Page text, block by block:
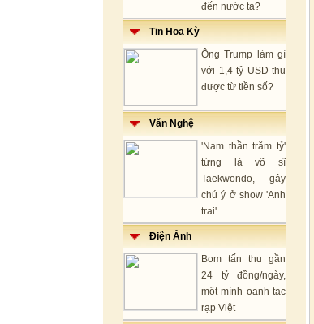
đến nước ta?
Tin Hoa Kỳ
Ông Trump làm gì
với 1,4 tỷ USD thu
được từ tiền số?
Văn Nghệ
'Nam thần trăm tỷ'
từng là võ sĩ
Taekwondo, gây
chú ý ở show 'Anh
trai'
Điện Ảnh
Bom tấn thu gần
24 tỷ đồng/ngày,
một mình oanh tạc
rạp Việt